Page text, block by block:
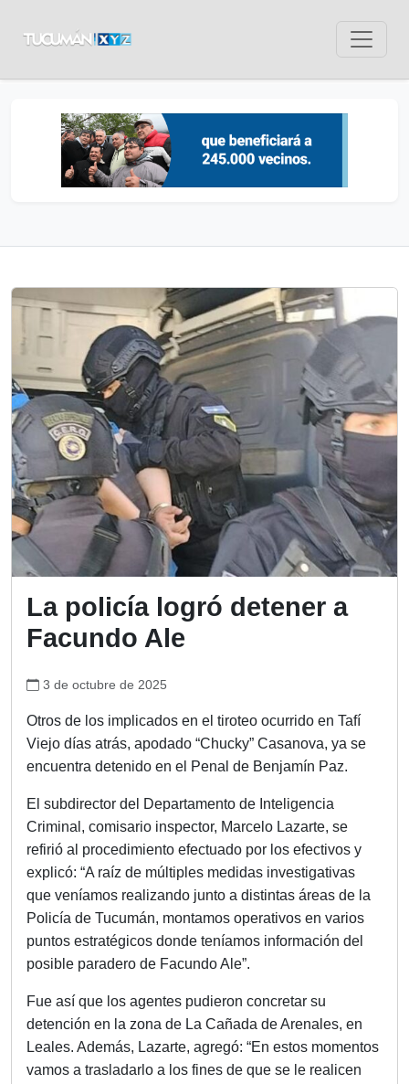
La policía logró detener a
Facundo Ale
3 de octubre de 2025
Otros de los implicados en el tiroteo ocurrido en Tafí
Viejo días atrás, apodado “Chucky” Casanova, ya se
encuentra detenido en el Penal de Benjamín Paz.
El subdirector del Departamento de Inteligencia
Criminal, comisario inspector, Marcelo Lazarte, se
refirió al procedimiento efectuado por los efectivos y
explicó: “A raíz de múltiples medidas investigativas
que veníamos realizando junto a distintas áreas de la
Policía de Tucumán, montamos operativos en varios
puntos estratégicos donde teníamos información del
posible paradero de Facundo Ale”.
Fue así que los agentes pudieron concretar su
detención en la zona de La Cañada de Arenales, en
Leales. Además, Lazarte, agregó: “En estos momentos
vamos a trasladarlo a los fines de que se le realicen